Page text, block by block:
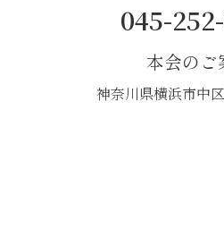
045-
本会のご
神奈川県横浜市中